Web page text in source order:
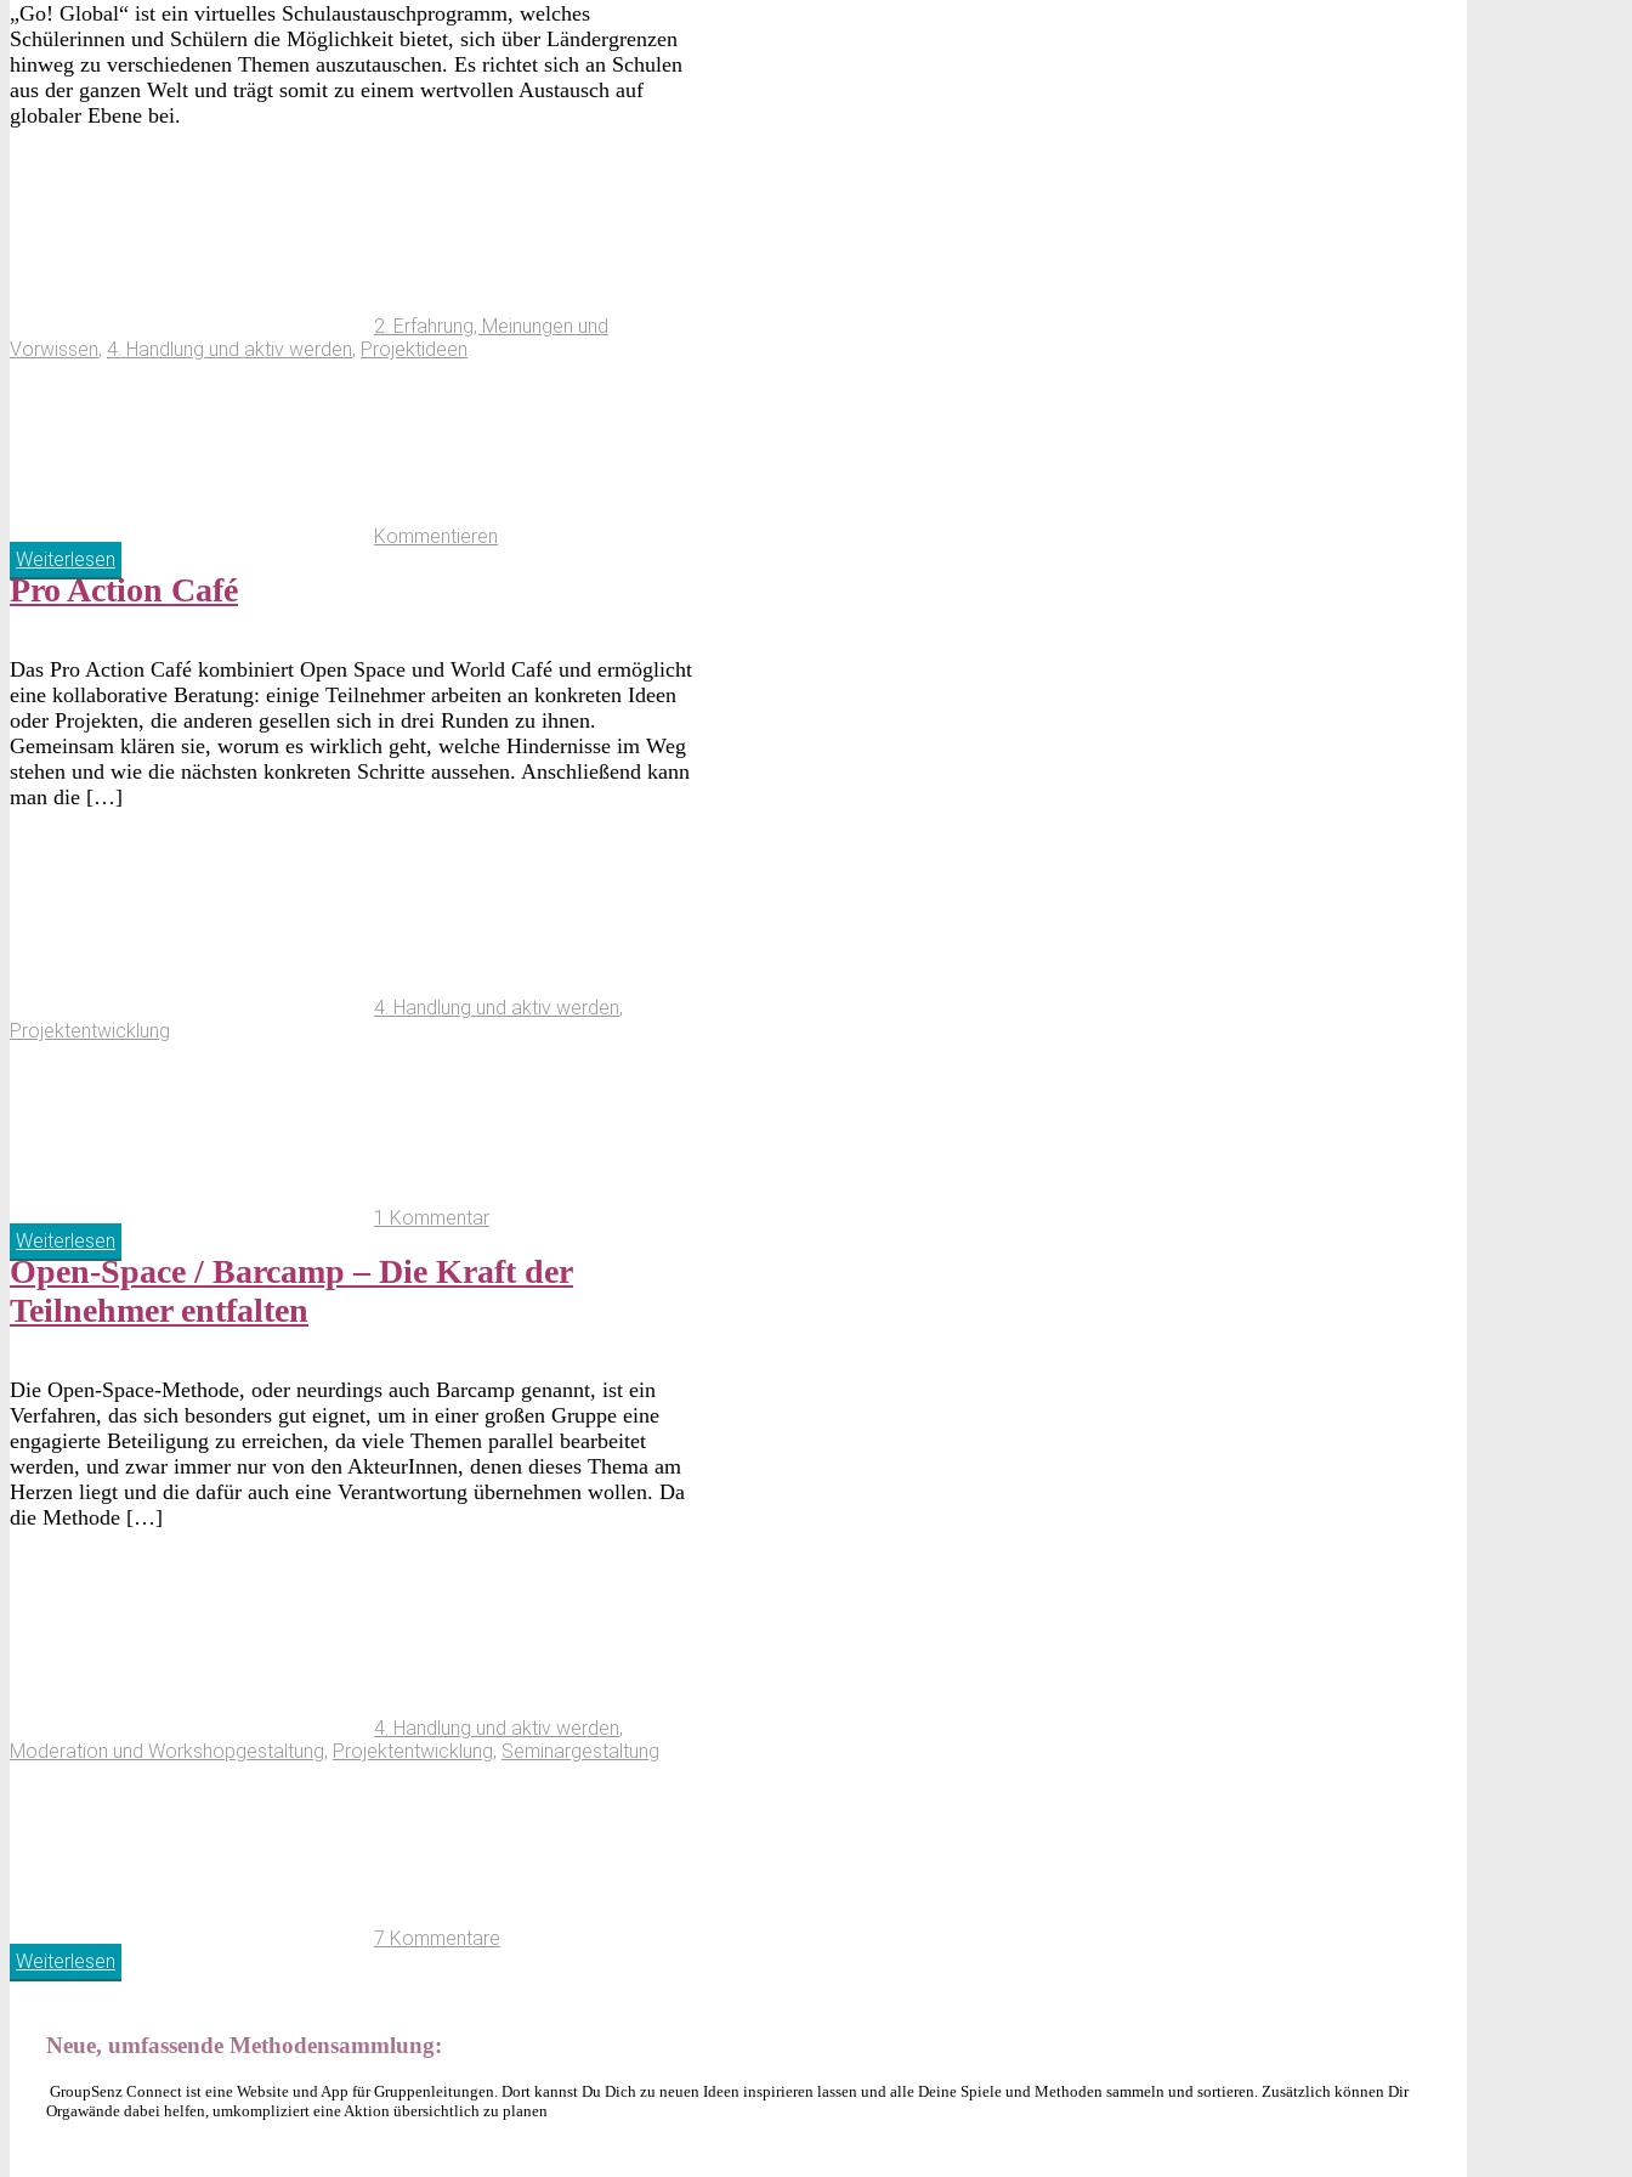
„Go! Global“ ist ein virtuelles Schulaustauschprogramm, welches
Schülerinnen und Schülern die Möglichkeit bietet, sich über Ländergrenzen
hinweg zu verschiedenen Themen auszutauschen. Es richtet sich an Schulen
aus der ganzen Welt und trägt somit zu einem wertvollen Austausch auf
globaler Ebene bei.
2. Erfahrung, Meinungen und
Vorwissen, 4. Handlung und aktiv werden, Projektideen
Kommentieren
Weiterlesen
Pro Action Café
Das Pro Action Café kombiniert Open Space und World Café und ermöglicht
eine kollaborative Beratung: einige Teilnehmer arbeiten an konkreten Ideen
oder Projekten, die anderen gesellen sich in drei Runden zu ihnen.
Gemeinsam klären sie, worum es wirklich geht, welche Hindernisse im Weg
stehen und wie die nächsten konkreten Schritte aussehen. Anschließend kann
man die […]
4. Handlung und aktiv werden,
Projektentwicklung
1 Kommentar
Weiterlesen
Open-Space / Barcamp – Die Kraft der
Teilnehmer entfalten
Die Open-Space-Methode, oder neurdings auch Barcamp genannt, ist ein
Verfahren, das sich besonders gut eignet, um in einer großen Gruppe eine
engagierte Beteiligung zu erreichen, da viele Themen parallel bearbeitet
werden, und zwar immer nur von den AkteurInnen, denen dieses Thema am
Herzen liegt und die dafür auch eine Verantwortung übernehmen wollen. Da
die Methode […]
4. Handlung und aktiv werden,
Moderation und Workshopgestaltung, Projektentwicklung, Seminargestaltung
7 Kommentare
Weiterlesen
Neue, umfassende Methodensammlung:
GroupSenz Connect ist eine Website und App für Gruppenleitungen. Dort kannst Du Dich zu neuen Ideen inspirieren lassen und alle Deine Spiele und Methoden sammeln und sortieren. Zusätzlich können Dir
Orgawände dabei helfen, umkompliziert eine Aktion übersichtlich zu planen